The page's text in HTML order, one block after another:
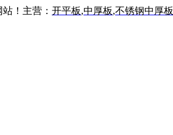
！主营： 开平板,中厚板,不锈钢中厚板